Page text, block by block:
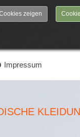
zeigen
Impressum